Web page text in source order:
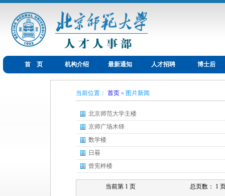
首 页 机构介绍 最新通知 人才招聘 博士后
当前位置： 首页» 图片新闻
北京师范大学主楼
京师广场木铎
数学楼
日晷
曾宪梓楼
当前第 1 页
总页数： 1